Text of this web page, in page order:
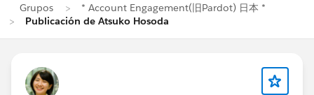
Grupos
* Account Engagement(旧Pardot) 日本 *
Publicación de Atsuko Hosoda